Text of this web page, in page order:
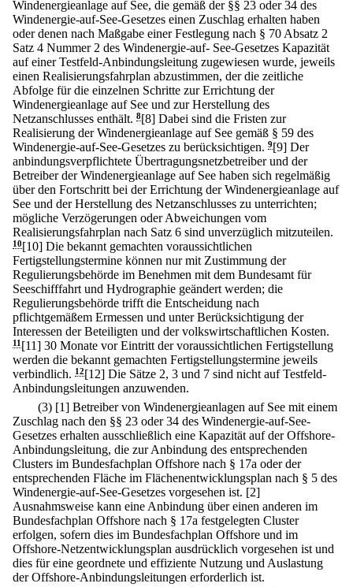
Windenergieanlage auf See, die gemäß der §§ 23 oder 34 des
Windenergie-auf-See-Gesetzes einen Zuschlag erhalten haben
oder denen nach Maßgabe einer Festlegung nach § 70 Absatz 2
Satz 4 Nummer 2 des Windenergie-auf- See-Gesetzes Kapazität
auf einer Testfeld-Anbindungsleitung zugewiesen wurde, jeweils
einen Realisierungsfahrplan abzustimmen, der die zeitliche
Abfolge für die einzelnen Schritte zur Errichtung der
Windenergieanlage auf See und zur Herstellung des
Netzanschlusses enthält. 8[8] Dabei sind die Fristen zur
Realisierung der Windenergieanlage auf See gemäß § 59 des
Windenergie-auf-See-Gesetzes zu berücksichtigen. 9 [9] Der
anbindungsverpflichtete Übertragungsnetzbetreiber und der
Betreiber der Windenergieanlage auf See haben sich regelmäßig
über den Fortschritt bei der Errichtung der Windenergieanlage auf
See und der Herstellung des Netzanschlusses zu unterrichten;
mögliche Verzögerungen oder Abweichungen vom
Realisierungsfahrplan nach Satz 6 sind unverzüglich mitzuteilen.
10 [10] Die bekannt gemachten voraussichtlichen
Fertigstellungstermine können nur mit Zustimmung der
Regulierungsbehörde im Benehmen mit dem Bundesamt für
Seeschifffahrt und Hydrographie geändert werden; die
Regulierungsbehörde trifft die Entscheidung nach
pflichtgemäßem Ermessen und unter Berücksichtigung der
Interessen der Beteiligten und der volkswirtschaftlichen Kosten.
11 [11] 30 Monate vor Eintritt der voraussichtlichen Fertigstellung
werden die bekannt gemachten Fertigstellungstermine jeweils
verbindlich. 12 [12] Die Sätze 2, 3 und 7 sind nicht auf Testfeld-
Anbindungsleitungen anzuwenden.
(3) [1] Betreiber von Windenergieanlagen auf See mit einem
Zuschlag nach den §§ 23 oder 34 des Windenergie-auf-See-
Gesetzes erhalten ausschließlich eine Kapazität auf der Offshore-
Anbindungsleitung, die zur Anbindung des entsprechenden
Clusters im Bundesfachplan Offshore nach § 17a oder der
entsprechenden Fläche im Flächenentwicklungsplan nach § 5 des
Windenergie-auf-See-Gesetzes vorgesehen ist. [2]
Ausnahmsweise kann eine Anbindung über einen anderen im
Bundesfachplan Offshore nach § 17a festgelegten Cluster
erfolgen, sofern dies im Bundesfachplan Offshore und im
Offshore-Netzentwicklungsplan ausdrücklich vorgesehen ist und
dies für eine geordnete und effiziente Nutzung und Auslastung
der Offshore-Anbindungsleitungen erforderlich ist.